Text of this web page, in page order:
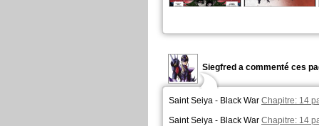
Siegfred a commenté ces
Saint Seiya - Black War Chapitre: 14
Saint Seiya - Black War Chapitre: 14